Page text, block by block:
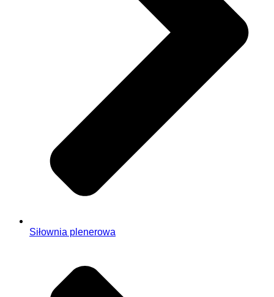
Siłownia plenerowa